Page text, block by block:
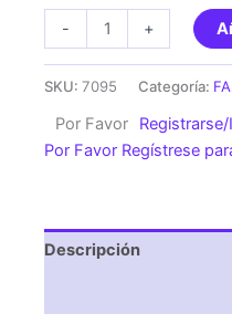
-
LED
12-
24V
LED
ALTA
(11.5CM)
+
SKU: 7095 Categoría:
Por Favor
Por Favor Regístrese
Descripción